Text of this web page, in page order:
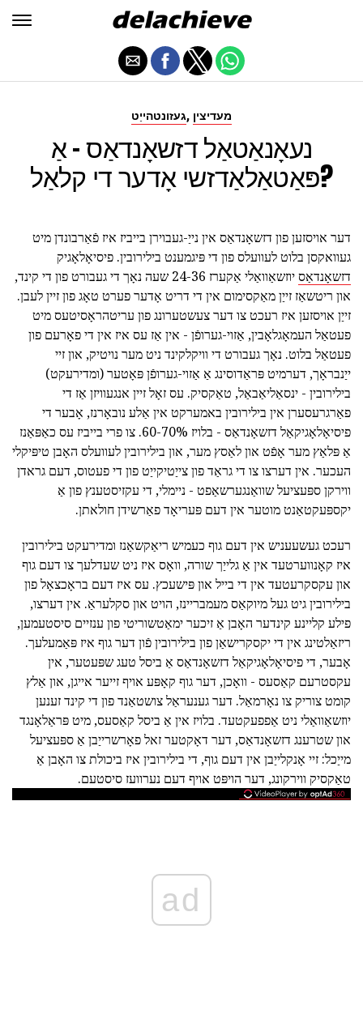
געזונטהייַט, מעדיצין
נעאָנאַטאַל דזשאָנדאַס - אַ
פּאַטאַלאַדזשי אָדער די קלאַל?
דער אויסזען פון דזשאָנדאַס אין נייַ-געבוירן בייביז איז פֿאַרבונדן מיט
געוואקסן בלוט לעוועלס פון די פּיגמענט בילירובין. פיסיאָלאָגיק
דזשאָנדאַס
יוזשאַוואַלי אַקערז 24-36 שעה נאָך די געבורט פון די קינד,
און ריטשאַז זייַן מאַקסימום אין די דריט אָדער פערט טאָג פון זיין לעבן.
זייַן אויסזען איז רעכט צו דער צעשטערונג פון עריטהראָסיטעס מיט
פעטאַל העמאָגלאָבין, אַזוי-גערופֿן - אין אַז עס איז אין די פאָרעם פון
פעטאַל בלוט. נאָך געבורט די וויקלקינד ניט מער נויטיק, און זיי
ייַנבראָך, דערמיט פּראַדוסינג אַ אַזוי-גערופֿן פּאָטער (ומדירעקט)
בילירובין - ינסאַליאַבאַל, טאַקסיק. עס זאָל זיין אנגעוויזן אַז די
פאַרגרעסערן אין בילירובין באמערקט אין אַלע נובאָרנז, אָבער די
פיסיאָלאָגיקאַל דזשאָנדאַס - בלויז 60-70%. צו פרי בייביז עס כאַפּאַנז
אַ פּלאַץ מער אָפֿט און לאַסץ מער, און בילירובין לעוועלס האָבן טיפּיקלי
העכער. אין דערצו צו די גראַד פון צייַטיקייַט פון די פעטוס, דעם גראדן
ווירקן ספּעציעל שוואַנגערשאַפט - ניימלי, די עקזיסטענץ פון אַ
יקספּעקטאַנט מוטער אין דעם פּעריאָד פאַרשידן חולאתן.
רעכט געשעעניש אין דעם גוף כעמיש ריאַקשאַנז ומדירעקט בילירובין
איז קאָנווערטעד אין אַ גלייַך שורה, וואָס איז ניט שעדלעך צו דעם גוף
און עקסקרעטעד אין די בייל און פּישעכץ. עס איז דעם בראָכצאָל פון
בילירובין גיט געל מיוקאַס מעמבריינז, הויט און סקלעראַ. אין דערצו,
פילע קליינע קינדער האָבן אַ זיכער ימאַטשוריטי פון ענזיים סיסטעמען,
ריזאַלטינג אין די יקסקרישאַן פון בילירובין פֿון דער גוף איז פּאַמעלעך.
אָבער, די פיסיאָלאָגיקאַל דזשאָנדאַס אַ ביסל טעג שפּעטער, אין
עקסטרעם קאַסעס - וואָכן, דער גוף קאָפּע אויף זייער אייגן, און אַלץ
קומט צוריק צו נאָרמאַל. דער גענעראַל צושטאַנד פון די קינד זענען
יוזשאַוואַלי ניט אַפפעקטעד. בלויז אין אַ ביסל קאַסעס, מיט פּראַלאָנגד
און שטרענג דזשאָנדאַס, דער דאָקטער זאל פאָרשרייַבן אַ ספּעציעל
מייַכל: זיי אָנקלייַבן אין דעם גוף, די בילירובין איז ביכולת צו האָבן אַ
טאַקסיק ווירקונג, דער הויפּט אויף דעם נערוועז סיסטעם.
ad